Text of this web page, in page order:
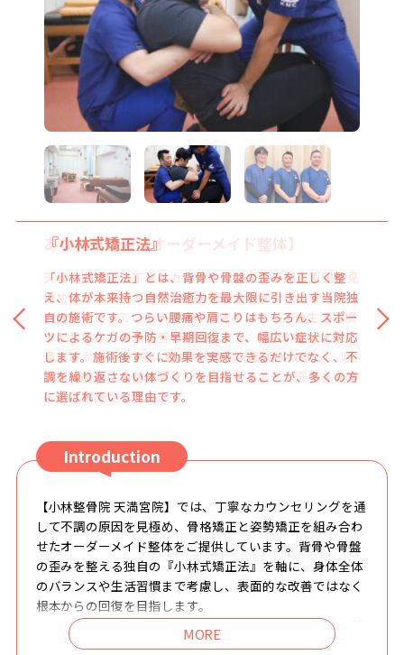
『小林式矯正法』
「小林式矯正法」とは、背骨や骨盤の歪みを正しく整
え、体が本来持つ自然治癒力を最大限に引き出す当院独
自の施術です。つらい腰痛や肩こりはもちろん、スポー
ツによるケガの予防・早期回復まで、幅広い症状に対応
します。施術後すぐに効果を実感できるだけでなく、不
調を繰り返さない体づくりを目指せることが、多くの方
に選ばれている理由です。
Introduction
【小林整骨院 天満宮院】では、丁寧なカウンセリングを通
して不調の原因を見極め、骨格矯正と姿勢矯正を組み合わ
せたオーダーメイド整体をご提供しています。背骨や骨盤
の歪みを整える独自の『小林式矯正法』を軸に、身体全体
のバランスや生活習慣まで考慮し、表面的な改善ではなく
根本からの回復を目指します。
なかでも当院が力を入れているのが、肩や首の緊張から起
こる頭痛・めまい・吐き気といった症状です。頭痛を単な